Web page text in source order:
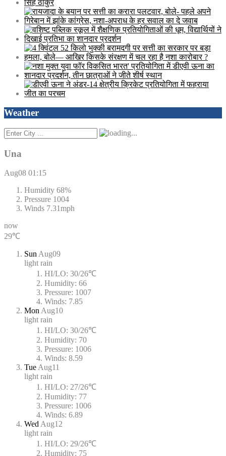
Weather
Una
Aug08 01:15
Humidity 68%
Pressure 1004
Winds 7.31mph
now
29℃
SunAug09
light rain
HI/LO: 30/26℃
Humidity: 66
Pressure: 1007
Winds: 7.85
MonAug10
light rain
HI/LO: 30/26℃
Humidity: 70
Pressure: 1006
Winds: 8.59
TueAug11
light rain
HI/LO: 27/26℃
Humidity: 77
Pressure: 1006
Winds: 6.89
WedAug12
light rain
HI/LO: 29/26℃
Humidity: 75